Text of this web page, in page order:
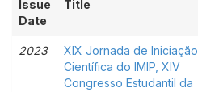
Issue
Date
Title
2023
XIX Jornada de Iniciação
Científica do IMIP, XIV
Congresso Estudantil da